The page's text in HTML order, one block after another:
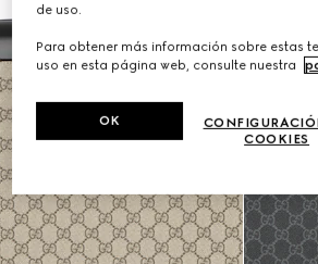
de uso.
Para obtener más información sobre estas
uso en esta página web, consulte nuestra
COOKIES
OK